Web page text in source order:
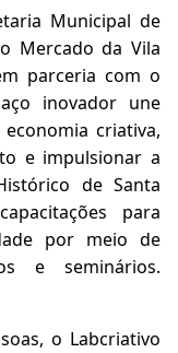
Municipal de
Mercado da Vila
parceria com o
inovador une
criativa,
e impulsionar a
de Santa
para
por meio de
e seminários.
o Labcriativo